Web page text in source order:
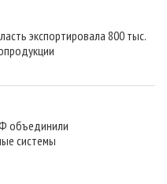
экспортировала 800 тыс.
объединили
системы